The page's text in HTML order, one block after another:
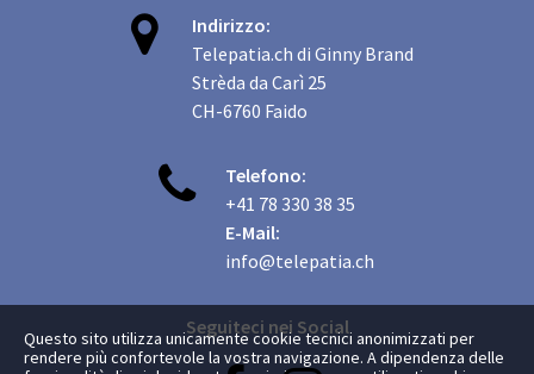

Indirizzo:
Telepatia.ch di Ginny Brand
Strèda da Carì 25
CH-6760 Faido

Telefono:
+41 78 330 38 35
E-Mail:
info@telepatia.ch
Seguiteci nei Social
Questo sito utilizza unicamente cookie tecnici anonimizzati per
rendere più confortevole la vostra navigazione. A dipendenza delle